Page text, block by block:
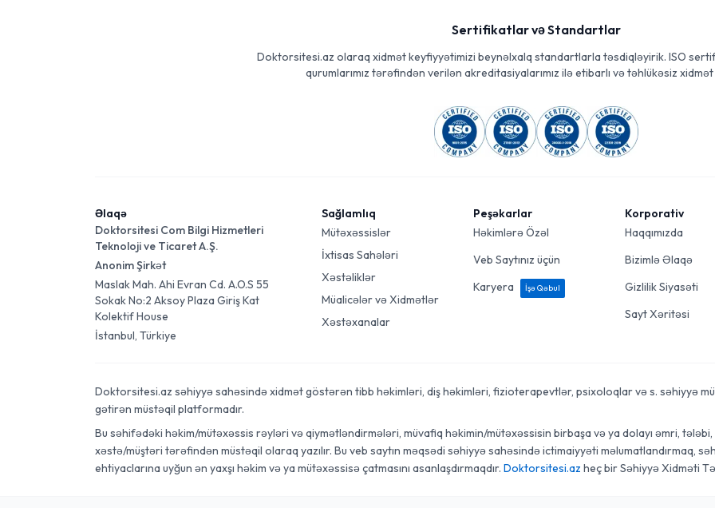
Sertifikatlar və Standartlar
Doktorsitesi.az olaraq xidmət keyfiyyətimizi beynəlxalq standartlarla təsdiqləyirik. ISO
qurumlarımız tərəfindən verilən akreditasiyalarımız ilə etibarlı və təhlükəsiz
Əlaqə
Doktorsitesi Com Bilgi Hizmetleri
Teknoloji ve Ticaret A.Ş.
Anonim Şirkət
Maslak Mah. Ahi Evran Cd. A.O.S 55
Sokak No:2 Aksoy Plaza Giriş Kat
Kolektif House
İstanbul, Türkiye
Sağlamlıq
Mütəxəssislər
İxtisas Sahələri
Xəstəliklər
Müalicələr və Xidmətlər
Xəstəxanalar
Peşəkarlar
Həkimlərə Özəl
Veb Saytınız üçün
Karyera
İşə Qəbul
Korporativ
Haqqımızda
Bizimlə Əlaqə
Gizlilik Siyasəti
Sayt Xəritəsi
Doktorsitesi.az səhiyyə sahəsində xidmət göstərən tibb həkimləri, diş həkimləri, fizioterapevtlər, psixoloqlar və s. səhiyyə
gətirən müstəqil platformadır.
Bu səhifədəki həkim/mütəxəssis rəyləri və qiymətləndirmələri, müvafiq həkimin/mütəxəssisin birbaşa və ya dolayı əmri,
xəstə/müştəri tərəfindən müstəqil olaraq yazılır. Bu veb saytın məqsədi səhiyyə sahəsində ictimaiyyəti məlumatlandırmaq,
ehtiyaclarına uyğun ən yaxşı həkim və ya mütəxəssisə çatmasını asanlaşdırmaqdır. Doktorsitesi.az heç bir Səhiyyə Xidməti